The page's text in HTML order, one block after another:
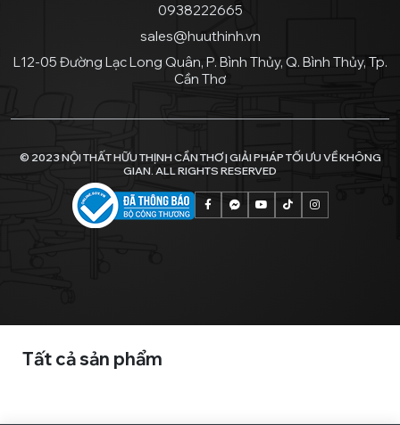
0938222665
sales@huuthinh.vn
L12-05 Đường Lạc Long Quân, P. Bình Thủy, Q. Bình Thủy, Tp.
Cần Thơ
© 2023 NỘI THẤT HỮU THỊNH CẦN THƠ | GIẢI PHÁP TỐI ƯU VỀ KHÔNG
GIAN. ALL RIGHTS RESERVED
Tất cả sản phẩm